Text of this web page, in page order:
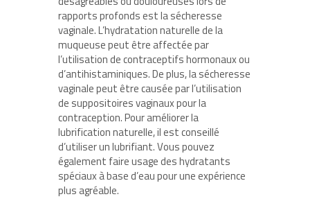
rapports profonds est la sécheresse
vaginale. L’hydratation naturelle de la
muqueuse peut être affectée par
l’utilisation de contraceptifs hormonaux ou
d’antihistaminiques. De plus, la sécheresse
vaginale peut être causée par l’utilisation
de suppositoires vaginaux pour la
contraception. Pour améliorer la
lubrification naturelle, il est conseillé
d’utiliser un lubrifiant. Vous pouvez
également faire usage des hydratants
spéciaux à base d’eau pour une expérience
plus agréable.